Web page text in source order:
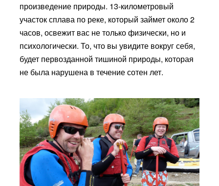
произведение природы. 13-километровый
участок сплава по реке, который займет около 2
часов, освежит вас не только физически, но и
психологически. То, что вы увидите вокруг себя,
будет первозданной тишиной природы, которая
не была нарушена в течение сотен лет.